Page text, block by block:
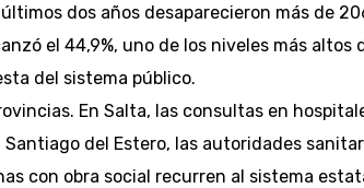
dos años desaparecieron más de
el 44,9%, uno de los niveles más
del sistema público.
En Salta, las consultas en
del Estero, las autoridades
con obra social recurren al sistema